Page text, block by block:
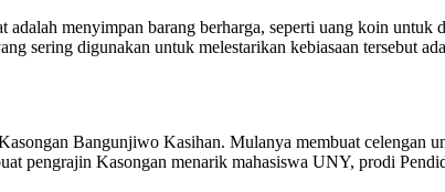
adalah menyimpan barang berharga, seperti uang koin
sering digunakan untuk melestarikan kebiasaan tersebut
Bangunjiwo Kasihan. Mulanya membuat celengan
pengrajin Kasongan menarik mahasiswa UNY, prodi